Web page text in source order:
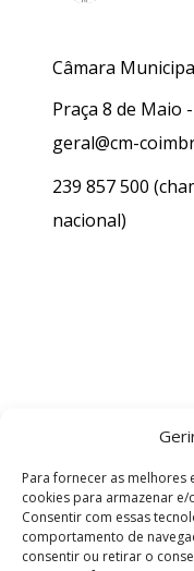
Para fornecer as melhores
cookies para armazenar
Consentir com essas
comportamento de
consentir ou retirar o
Câmara
Praça 8 de Maio
geral@cm-
239 857 500
nacional)